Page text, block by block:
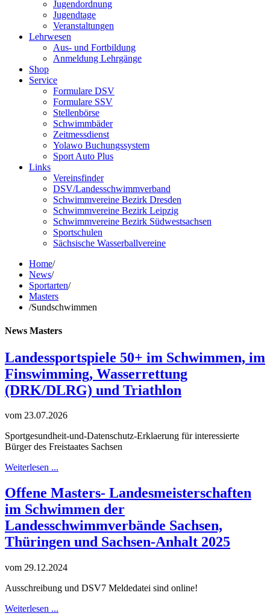
Jugendordnung
Jugendtage
Veranstaltungen
Lehrwesen
Aus- und Fortbildung
Anmeldung Lehrgänge
Shop
Service
Formulare DSV
Formulare SSV
Stellenbörse
Schwimmbäder
Zeitmessdienst
Yolawo Buchungssystem
Sport Auto Plus
Links
Vereinsfinder
DSV/Landesschwimmverband
Schwimmvereine Bezirk Dresden
Schwimmvereine Bezirk Leipzig
Schwimmvereine Bezirk Südwestsachsen
Sportschulen
Sächsische Wasserballvereine
Home/
News/
Sportarten/
Masters
/Sundschwimmen
News Masters
Landessportspiele 50+ im Schwimmen, im
Finswimming, Wasserrettung
(DRK/DLRG) und Triathlon
vom 23.07.2026
Sportgesundheit-und-Datenschutz-Erklaerung für interessierte
Bürger des Freistaates Sachsen
Weiterlesen ...
Offene Masters- Landesmeisterschaften
im Schwimmen der
Landesschwimmverbände Sachsen,
Thüringen und Sachsen-Anhalt 2025
vom 29.12.2024
Ausschreibung und DSV7 Meldedatei sind online!
Weiterlesen ...